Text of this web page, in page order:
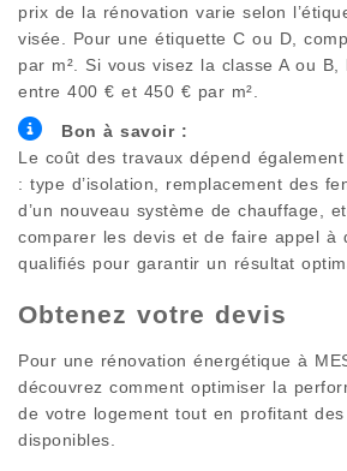
prix de la rénovation varie selon
visée. Pour une étiquette C ou D,
par m². Si vous visez la classe A ou
entre 400 € et 450 € par m².
Bon à savoir :
Le coût des travaux dépend
: type d’isolation, remplacement des
d’un nouveau système de chauffage,
comparer les devis et de faire appel à
qualifiés pour garantir un résultat
Obtenez votre devis
Pour une rénovation énergétique à
découvrez comment optimiser la
de votre logement tout en profitant
disponibles.